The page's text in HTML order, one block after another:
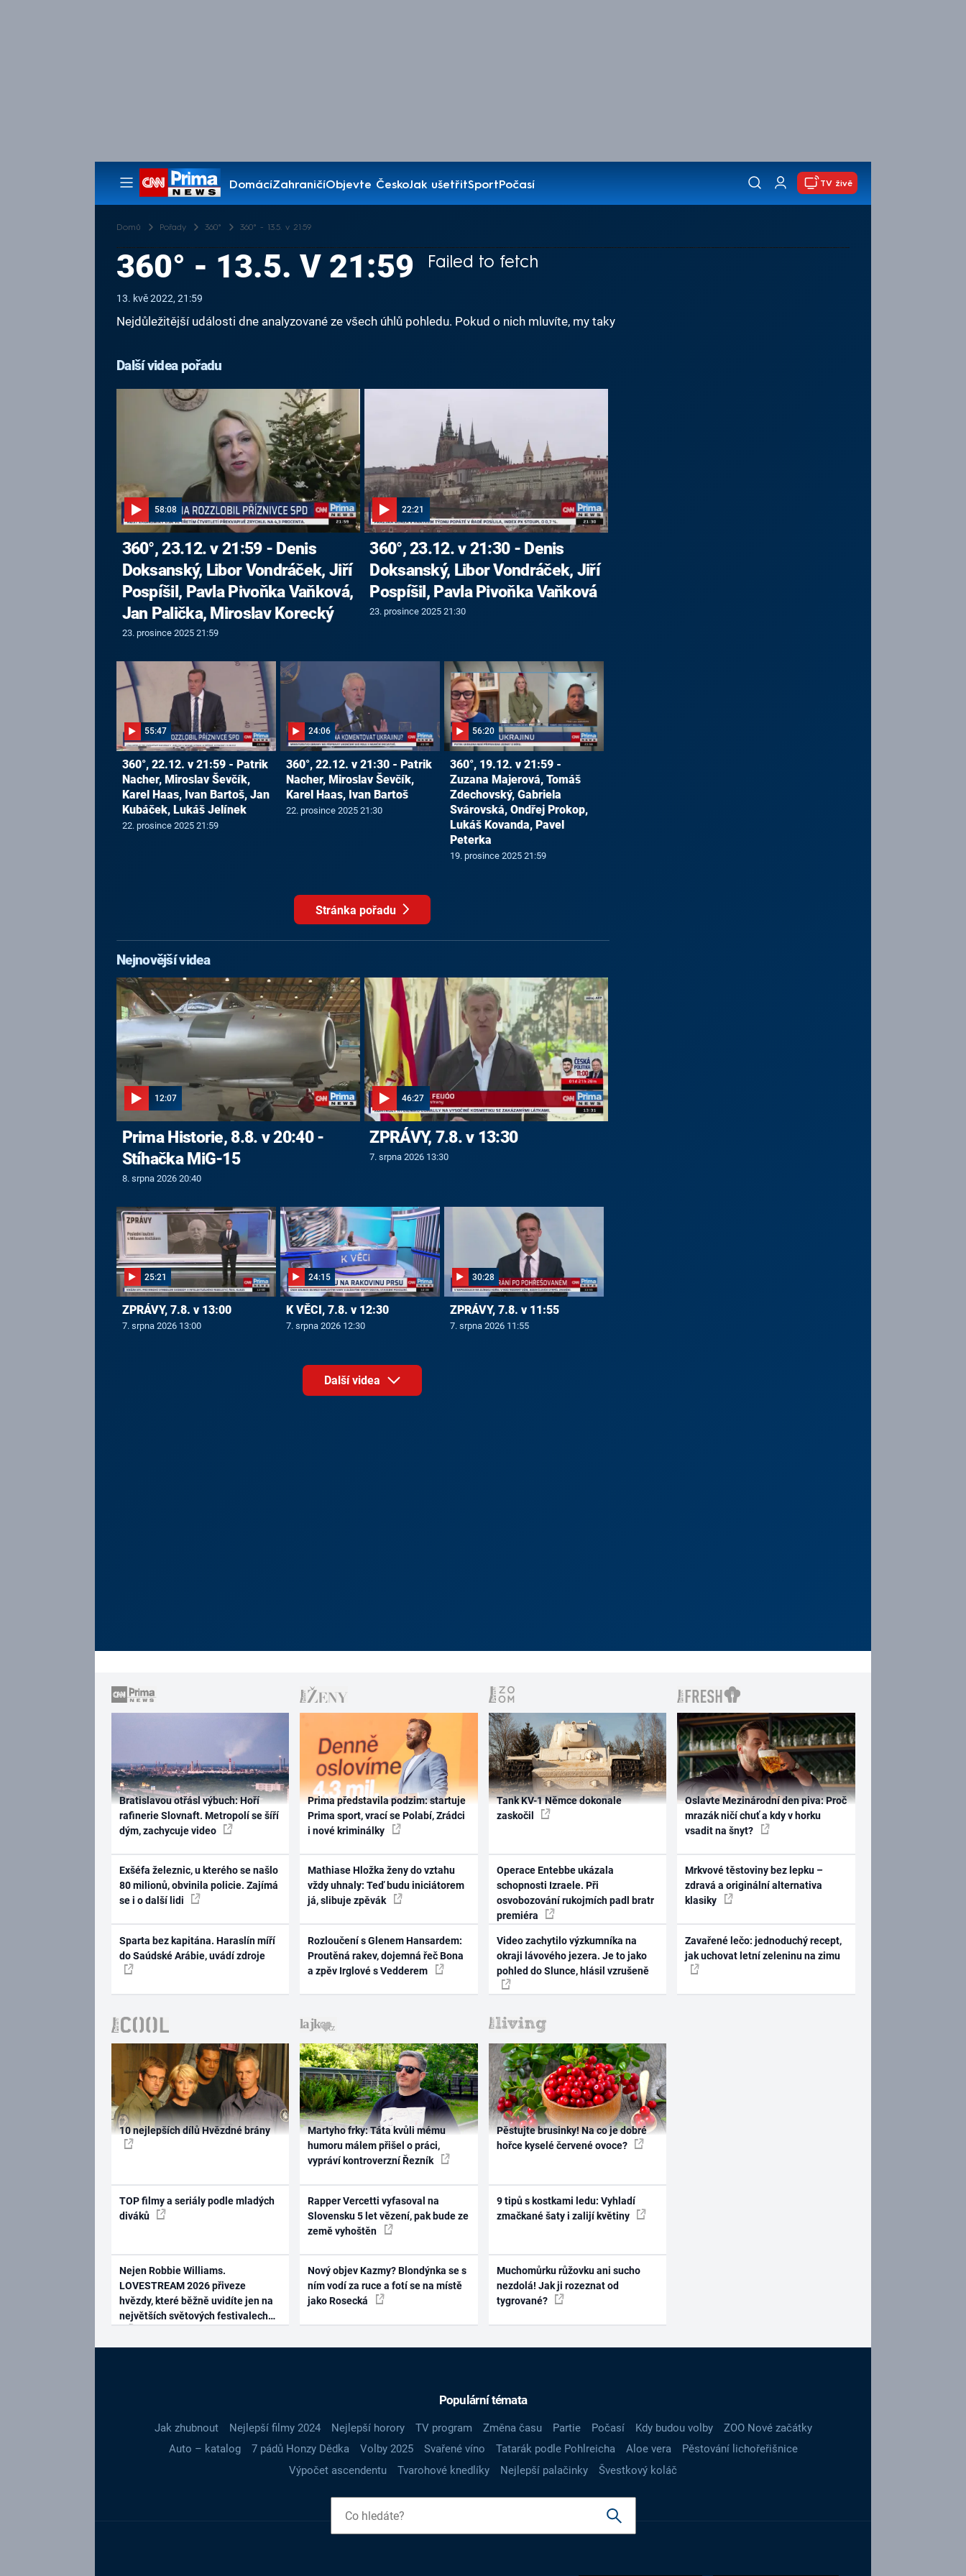
DomácíZahraničíObjevte ČeskoJak ušetřitSportPočasí
Pořady
TV živě
Domů Pořady 360° 360° - 13.5. v 21:59
Failed to fetch
360° - 13.5. V 21:59
13. kvě 2022, 21:59
Nejdůležitější události dne analyzované ze všech úhlů pohledu. Pokud o nich mluvíte, my taky
Další videa pořadu
58:08
360°, 23.12. v 21:59 - Denis
Doksanský, Libor Vondráček, Jiří
Pospíšil, Pavla Pivoňka Vaňková,
Jan Palička, Miroslav Korecký
23. prosince 2025 21:59
22:21
360°, 23.12. v 21:30 - Denis
Doksanský, Libor Vondráček, Jiří
Pospíšil, Pavla Pivoňka Vaňková
23. prosince 2025 21:30
55:47
360°, 22.12. v 21:59 - Patrik
Nacher, Miroslav Ševčík,
Karel Haas, Ivan Bartoš, Jan
Kubáček, Lukáš Jelínek
22. prosince 2025 21:59
24:06
360°, 22.12. v 21:30 - Patrik
Nacher, Miroslav Ševčík,
Karel Haas, Ivan Bartoš
22. prosince 2025 21:30
56:20
360°, 19.12. v 21:59 -
Zuzana Majerová, Tomáš
Zdechovský, Gabriela
Svárovská, Ondřej Prokop,
Lukáš Kovanda, Pavel
Peterka
19. prosince 2025 21:59
Stránka pořadu
Nejnovější videa
12:07
Prima Historie, 8.8. v 20:40 -
Stíhačka MiG-15
8. srpna 2026 20:40
46:27
ZPRÁVY, 7.8. v 13:30
7. srpna 2026 13:30
25:21
ZPRÁVY, 7.8. v 13:00
7. srpna 2026 13:00
24:15
K VĚCI, 7.8. v 12:30
7. srpna 2026 12:30
30:28
ZPRÁVY, 7.8. v 11:55
7. srpna 2026 11:55
Další videa
Bratislavou otřásl výbuch: Hoří
rafinerie Slovnaft. Metropolí se šíří
dým, zachycuje video
Exšéfa železnic, u kterého se našlo
80 milionů, obvinila policie. Zajímá
se i o další lidi
Sparta bez kapitána. Haraslín míří
do Saúdské Arábie, uvádí zdroje
Prima představila podzim: startuje
Prima sport, vrací se Polabí, Zrádci
i nové kriminálky
Mathiase Hložka ženy do vztahu
vždy uhnaly: Teď budu iniciátorem
já, slibuje zpěvák
Rozloučení s Glenem Hansardem:
Proutěná rakev, dojemná řeč Bona
a zpěv Irglové s Vedderem
Tank KV-1 Němce dokonale
zaskočil
Operace Entebbe ukázala
schopnosti Izraele. Při
osvobozování rukojmích padl bratr
premiéra
Video zachytilo výzkumníka na
okraji lávového jezera. Je to jako
pohled do Slunce, hlásil vzrušeně
Oslavte Mezinárodní den piva: Proč
mrazák ničí chuť a kdy v horku
vsadit na šnyt?
Mrkvové těstoviny bez lepku –
zdravá a originální alternativa
klasiky
Zavařené lečo: jednoduchý recept,
jak uchovat letní zeleninu na zimu
10 nejlepších dílů Hvězdné brány
TOP filmy a seriály podle mladých
diváků
Nejen Robbie Williams.
LOVESTREAM 2026 přiveze
hvězdy, které běžně uvidíte jen na
největších světových festivalech
Martyho frky: Táta kvůli mému
humoru málem přišel o práci,
vypráví kontroverzní Řezník
Rapper Vercetti vyfasoval na
Slovensku 5 let vězení, pak bude ze
země vyhoštěn
Nový objev Kazmy? Blondýnka se s
ním vodí za ruce a fotí se na místě
jako Rosecká
Pěstujte brusinky! Na co je dobré
hořce kyselé červené ovoce?
9 tipů s kostkami ledu: Vyhladí
zmačkané šaty i zalijí květiny
Muchomůrku růžovku ani sucho
nezdolá! Jak ji rozeznat od
tygrované?
Populární témata
Jak zhubnout Nejlepší filmy 2024 Nejlepší horory TV program Změna času Partie Počasí Kdy budou volby
ZOO Nové začátky
Auto – katalog
7 pádů Honzy Dědka Volby 2025 Svařené víno Tatarák podle Pohlreicha Aloe vera
Pěstování lichořeřišnice
Výpočet ascendentu
Tvarohové knedlíky Nejlepší palačinky Švestkový koláč